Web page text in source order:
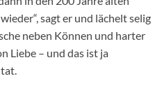
sagt er und lächelt selig
neben Können und harter
Liebe – und das ist ja